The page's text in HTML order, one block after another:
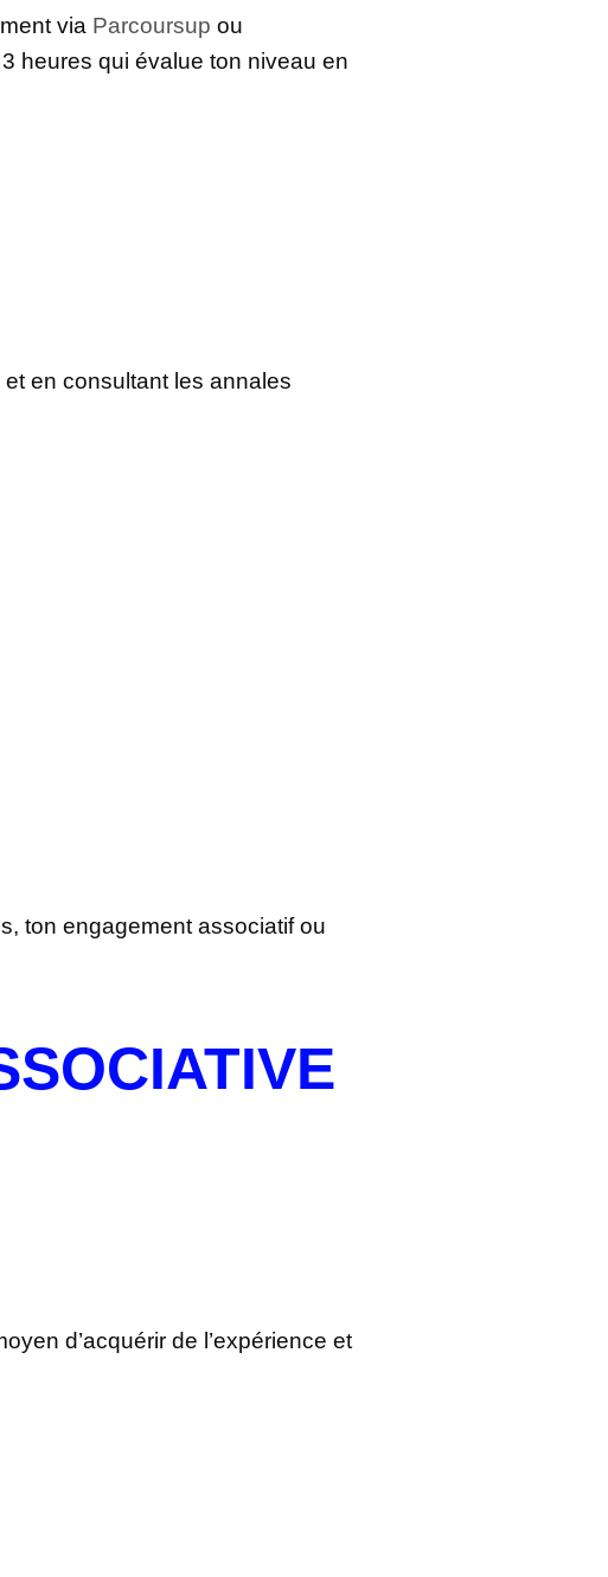
via Parcoursup ou
heures qui évalue ton niveau en
en consultant les annales
ton engagement associatif ou
d’acquérir de l’expérience et